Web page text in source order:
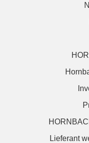
Lieferant